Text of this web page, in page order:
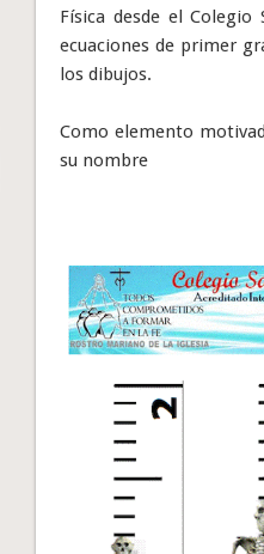
Física desde el
ecuaciones de primer
los dibujos.
Como elemento
su nombre